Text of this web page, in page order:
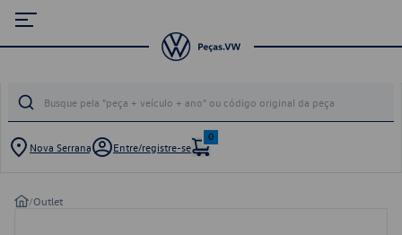
Nova Serrana Entre/registre-se
0
/Outlet